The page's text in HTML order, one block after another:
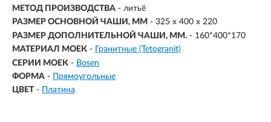
МЕТОД ПРОИЗВОДСТВА - литьё
РАЗМЕР ОСНОВНОЙ ЧАШИ, ММ - 325 х 400 х 220
РАЗМЕР ДОПОЛНИТЕЛЬНОЙ ЧАШИ, ММ. - 160*400*170
МАТЕРИАЛ МОЕК - Гранитные (Tetogranit)
СЕРИИ МОЕК - Bosen
ФОРМА - Прямоугольные
ЦВЕТ - Платина